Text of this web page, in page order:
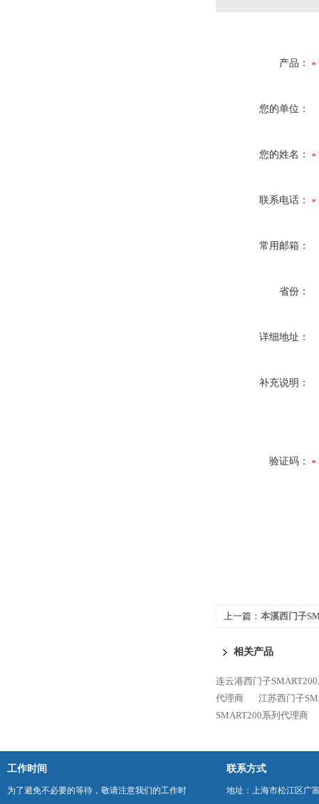
产品：
您的单位：
您的姓名：
联系电话：
常用邮箱：
省份：
详细地址：
补充说明：
验证码：
上一篇： 本溪西门子
相关产品
连云港西门子
代理商
江苏西门子
SMART200系列代理商
工作时间
为了避免不必要的等待，敬请注意我们的工作时
联系方式
地址：上海市松江区广